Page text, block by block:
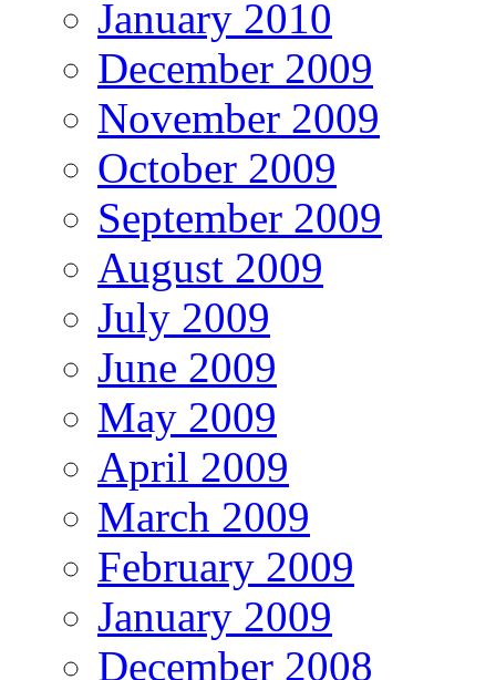
January 2010
December 2009
November 2009
October 2009
September 2009
August 2009
July 2009
June 2009
May 2009
April 2009
March 2009
February 2009
January 2009
December 2008